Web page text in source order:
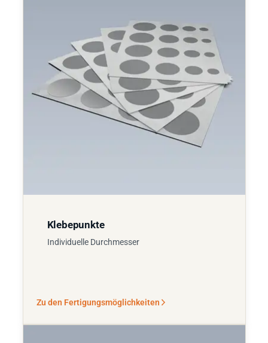
Klebepunkte
Individuelle Durchmesser
Zu den Fertigungsmöglichkeiten